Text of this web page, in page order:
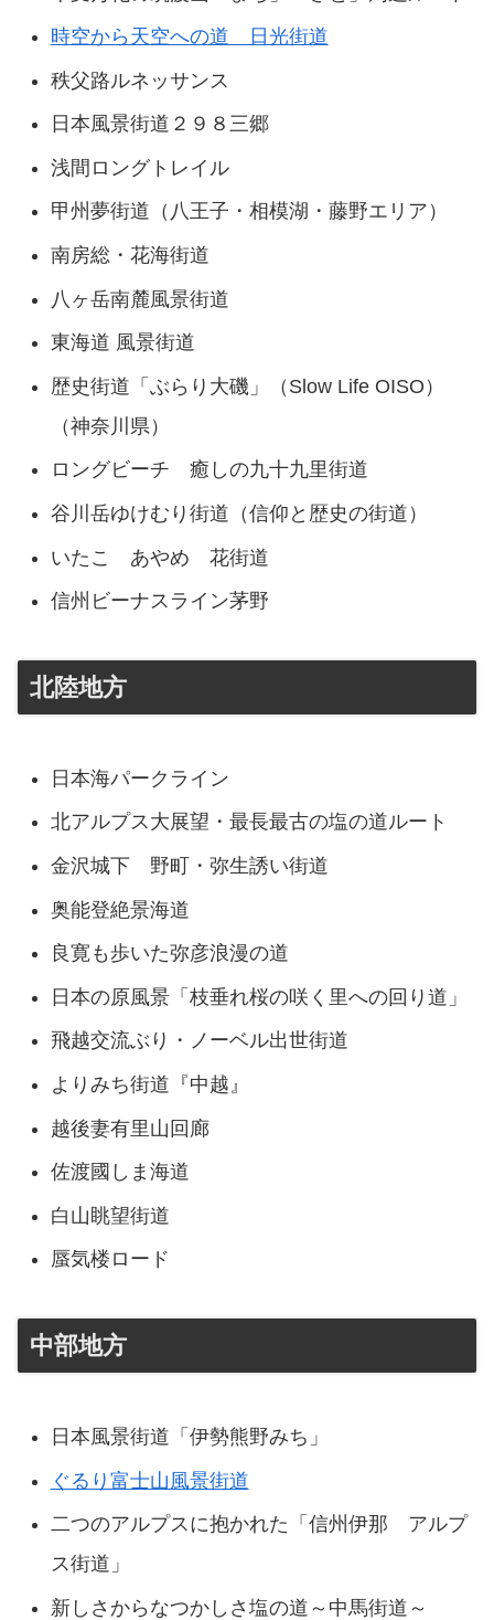
時空から天空への道 日光街道
秩父路ルネッサンス
日本風景街道２９８三郷
浅間ロングトレイル
甲州夢街道（八王子・相模湖・藤野エリア）
南房総・花海街道
八ヶ岳南麓風景街道
東海道 風景街道
歴史街道「ぶらり大磯」（Slow Life OISO）
（神奈川県）
ロングビーチ 癒しの九十九里街道
谷川岳ゆけむり街道（信仰と歴史の街道）
いたこ あやめ 花街道
信州ビーナスライン茅野
北陸地方
日本海パークライン
北アルプス大展望・最長最古の塩の道ルート
金沢城下 野町・弥生誘い街道
奥能登絶景海道
良寛も歩いた弥彦浪漫の道
日本の原風景「枝垂れ桜の咲く里への回り道」
飛越交流ぶり・ノーベル出世街道
よりみち街道『中越』
越後妻有里山回廊
佐渡國しま海道
白山眺望街道
蜃気楼ロード
中部地方
日本風景街道「伊勢熊野みち」
ぐるり富士山風景街道
二つのアルプスに抱かれた「信州伊那 アルプ
ス街道」
新しさからなつかしさ塩の道～中馬街道～